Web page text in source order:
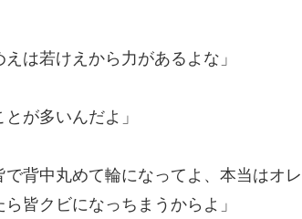
は若けえから力があるよな」
が多いんだよ」
背中丸めて輪になってよ、本当はオレ
皆クビになっちまうからよ」